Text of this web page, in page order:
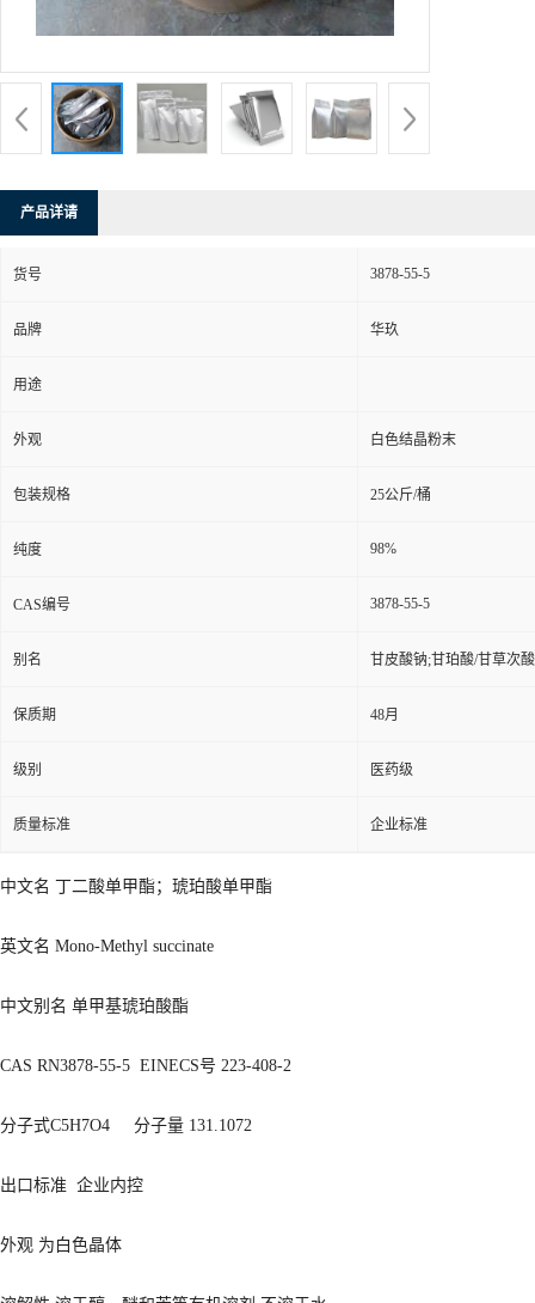
产品详请
货号 3878-55-5
品牌 华玖
用途
外观 白色结晶粉末
包装规格 25公斤/桶
纯度 98%
CAS编号 3878-55-5
别名 甘皮酸钠;甘珀酸/甘草次
保质期 48月
级别 医药级
质量标准 企业标准
中文名 丁二酸单甲酯；琥珀酸单甲酯
英文名 Mono-Methyl succinate
中文别名 单甲基琥珀酸酯
CAS RN3878-55-5 EINECS号 223-408-2
分子式C5H7O4 分子量 131.1072
出口标准 企业内控
外观 为白色晶体